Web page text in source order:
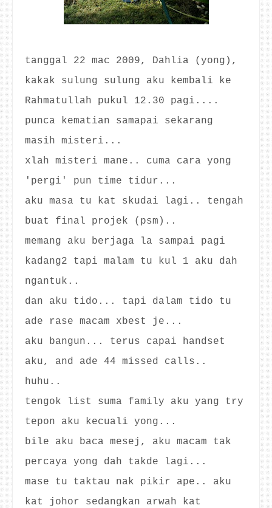
tanggal 22 mac 2009, Dahlia (yong),
kakak sulung sulung aku kembali ke
Rahmatullah pukul 12.30 pagi....
punca kematian samapai sekarang
masih misteri...
xlah misteri mane.. cuma cara yong
'pergi' pun time tidur...
aku masa tu kat skudai lagi.. tengah
buat final projek (psm)..
memang aku berjaga la sampai pagi
kadang2 tapi malam tu kul 1 aku dah
ngantuk..
dan aku tido... tapi dalam tido tu
ade rase macam xbest je...
aku bangun... terus capai handset
aku, and ade 44 missed calls..
huhu..
tengok list suma family aku yang try
tepon aku kecuali yong...
bile aku baca mesej, aku macam tak
percaya yong dah takde lagi...
mase tu taktau nak pikir ape.. aku
kat johor sedangkan arwah kat